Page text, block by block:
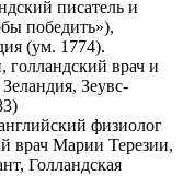
писатель и
победить»),
(ум. 1774).
голландский врач и
Зеувс-
физиолог
врач Марии Терезии,
Голландская